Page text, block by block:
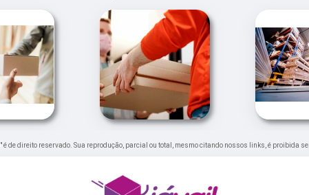
" é de direito reservado. Sua reprodução, parcial ou total, mesmo citando nossos links, é proibida